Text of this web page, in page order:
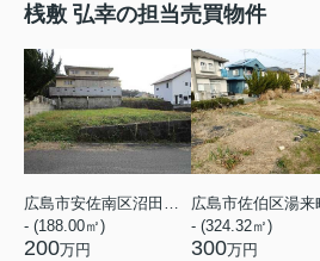
桟敷 弘幸の担当売買物件
- (188.00㎡)
200万円
- (324.32㎡)
300万円